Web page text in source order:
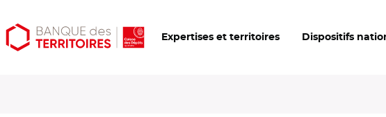
Aller
au
Aller
au
Ouvrir
les
Expertises et territoires Dispositifs